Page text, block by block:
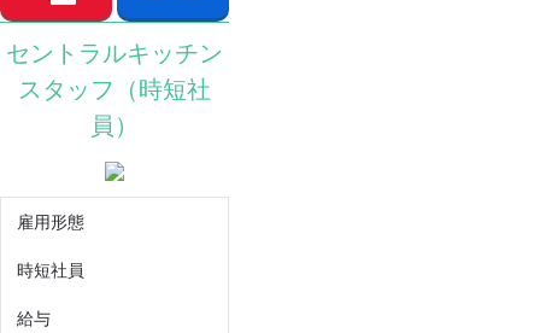
セントラルキッチン
スタッフ（時短社
員）
雇用形態
時短社員
給与